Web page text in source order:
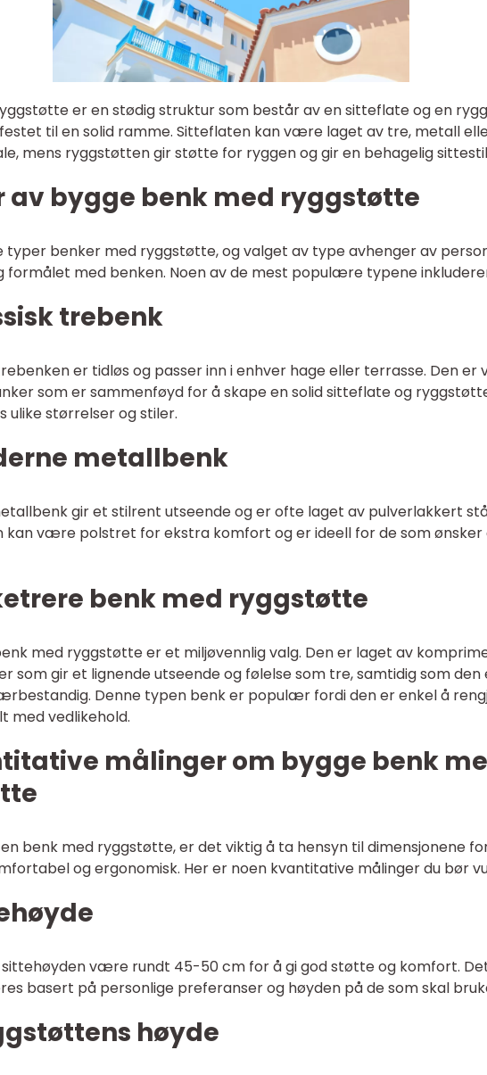
er en stødig struktur som består av en sitteflate og en
til en solid ramme. Sitteflaten kan være laget av tre, metall
mens ryggstøtten gir støtte for ryggen og gir en behagelig
av bygge benk med ryggstøtte
typer benker med ryggstøtte, og valget av type avhenger av
formålet med benken. Noen av de mest populære typene
trebenk
er tidløs og passer inn i enhver hage eller terrasse. Den er
som er sammenføyd for å skape en solid sitteflate og
ulike størrelser og stiler.
metallbenk
gir et stilrent utseende og er ofte laget av pulverlakkert
kan være polstret for ekstra komfort og er ideell for de som ønsker
benk med ryggstøtte
med ryggstøtte er et miljøvennlig valg. Den er laget av
som gir et lignende utseende og følelse som tre, samtidig som den
Denne typen benk er populær fordi den er enkel å
med vedlikehold.
målinger om bygge benk
benk med ryggstøtte, er det viktig å ta hensyn til dimensjonene
og ergonomisk. Her er noen kvantitative målinger du bør
være rundt 45-50 cm for å gi god støtte og komfort.
basert på personlige preferanser og høyden på de som skal
høyde